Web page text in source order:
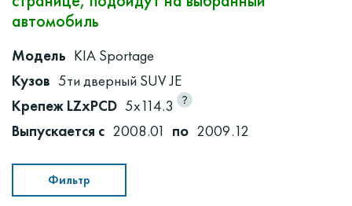
автомобиль
Модель KIA Sportage
Кузов 5ти дверный SUV JE
Крепеж LZxPCD 5x114.3
Выпускается с 2008.01 по 2009.12
Фильтр